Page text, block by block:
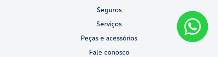
Seguros
Serviços
Peças e acessórios
Fale conosco